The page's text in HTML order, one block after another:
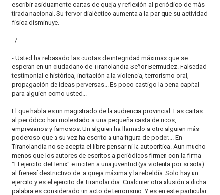
escribir asiduamente cartas de queja y reflexión al periódico de más
tirada nacional. Su fervor dialéctico aumenta a la par que su actividad
física disminuye.
../..
- Usted ha rebasado las cuotas de integridad máximas que se
esperan en un ciudadano de Tiranolandia Señor Bermúdez. Falsedad
testimonial e histórica, incitación a la violencia, terrorismo oral,
propagación de ideas perversas... Es poco castigo la pena capital
para alguien como usted...
El que habla es un magistrado de la audiencia provincial. Las cartas
al periódico han molestado a una pequeña casta de ricos,
empresarios y famosos. Un alguien ha llamado a otro alguien más
poderoso que a su vez ha escrito a una figura de poder.... En
Tiranolandia no se acepta el libre pensar ni la autocrítica. Aun mucho
menos que los autores de escritos a periódicos firmen con la firma
"El ejercito del fénix" e inciten a una juventud (ya violenta por si sola)
al frenesí destructivo de la queja máxima y la rebeldía. Solo hay un
ejercito y es el ejercito de Tiranolandia. Cualquier otra alusión a dicha
palabra es considerado un acto de terrorismo. Y es en este particular